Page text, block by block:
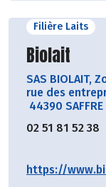
Filière Laits
Découvrir
Biolait
SAS BIOLAIT,
rue des
44390 SAFFRE
02 51 81 52 38
https://